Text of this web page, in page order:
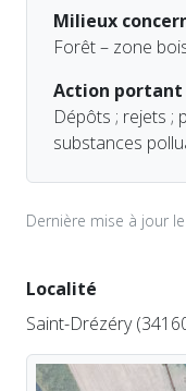
Milieux
Forêt – zone
Action
Dépôts ; rejets ;
substances
Dernière mise à jour
Localité
Saint-Drézéry